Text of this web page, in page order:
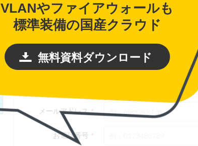
VLANやファイアウォールも
標準装備の国産クラウド
無料資料ダウンロード